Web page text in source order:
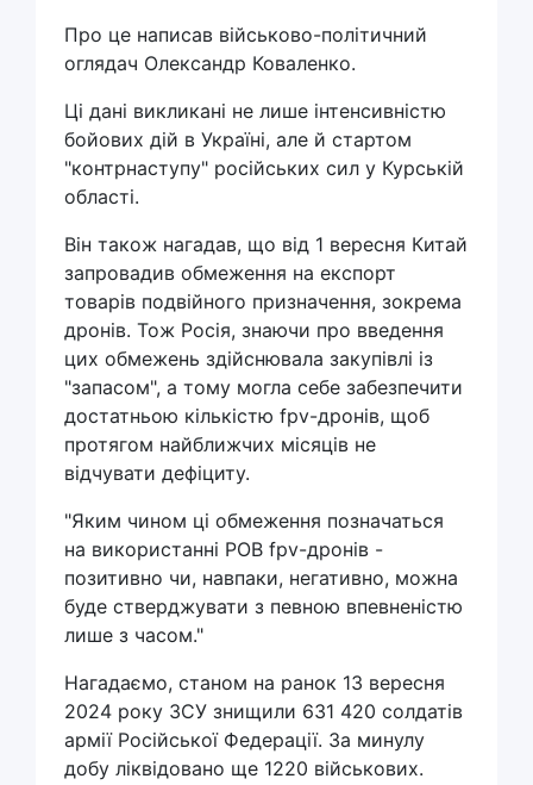
Про це написав військово-політичний
оглядач Олександр Коваленко.
Ці дані викликані не лише інтенсивністю
бойових дій в Україні, але й стартом
"контрнаступу" російських сил у Курській
області.
Він також нагадав, що від 1 вересня Китай
запровадив обмеження на експорт
товарів подвійного призначення, зокрема
дронів. Тож Росія, знаючи про введення
цих обмежень здійснювала закупівлі із
"запасом", а тому могла себе забезпечити
достатньою кількістю fpv-дронів, щоб
протягом найближчих місяців не
відчувати дефіциту.
"Яким чином ці обмеження позначаться
на використанні РОВ fpv-дронів -
позитивно чи, навпаки, негативно, можна
буде стверджувати з певною впевненістю
лише з часом."
Нагадаємо, станом на ранок 13 вересня
2024 року ЗСУ знищили 631 420 солдатів
армії Російської Федерації. За минулу
добу ліквідовано ще 1220 військових.